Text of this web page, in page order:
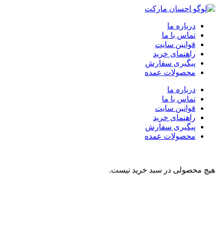
درباره ما
تماس با ما
قوانین سایت
راهنمای خرید
پیگیری سفارش
محصولات عمده
درباره ما
تماس با ما
قوانین سایت
راهنمای خرید
پیگیری سفارش
محصولات عمده
هیچ محصولی در سبد خرید نیست.